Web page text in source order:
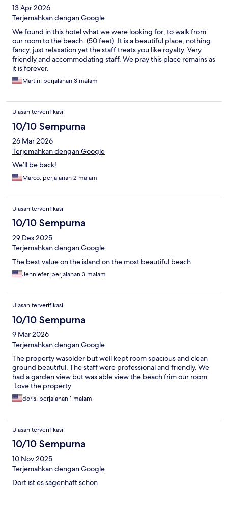
13 Apr 2026
Terjemahkan dengan Google
We found in this hotel what we were looking for; to walk from
our room to the beach. (50 feet). It is a beautiful place, nothing
fancy, just relaxation yet the staff treats you like royalty. Very
friendly and accommodating staff. We pray this place remains as
it is forever.
Martin, perjalanan 3 malam
Ulasan terverifikasi
10/10 Sempurna
26 Mar 2026
Terjemahkan dengan Google
We’ll be back!
Marco, perjalanan 2 malam
Ulasan terverifikasi
10/10 Sempurna
29 Des 2025
Terjemahkan dengan Google
The best value on the island on the most beautiful beach
Jenniefer, perjalanan 3 malam
Ulasan terverifikasi
10/10 Sempurna
9 Mar 2026
Terjemahkan dengan Google
The property wasolder but well kept room spacious and clean
ground beautiful. The staff were professional and friendly. We
had a garden view but was able view the beach frim our room
.Love the property
doris, perjalanan 1 malam
Ulasan terverifikasi
10/10 Sempurna
10 Nov 2025
Terjemahkan dengan Google
Dort ist es sagenhaft schön